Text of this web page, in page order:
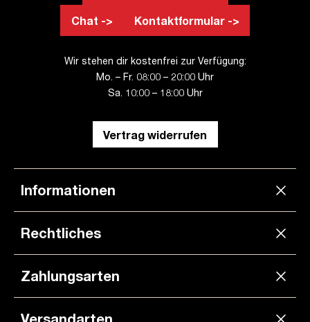
Chat -> Kontaktformular ->
Wir stehen dir kostenfrei zur Verfügung:
Mo. – Fr. 08:00 – 20:00 Uhr
Sa. 10:00 – 18:00 Uhr
Vertrag widerrufen
Informationen
Rechtliches
Zahlungsarten
Versandarten